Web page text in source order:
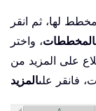
لها، ثم انقر
المخططات، واختر
على المزيد من
فانقر على